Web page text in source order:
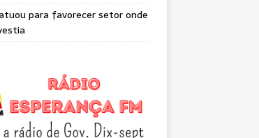
para favorecer setor onde